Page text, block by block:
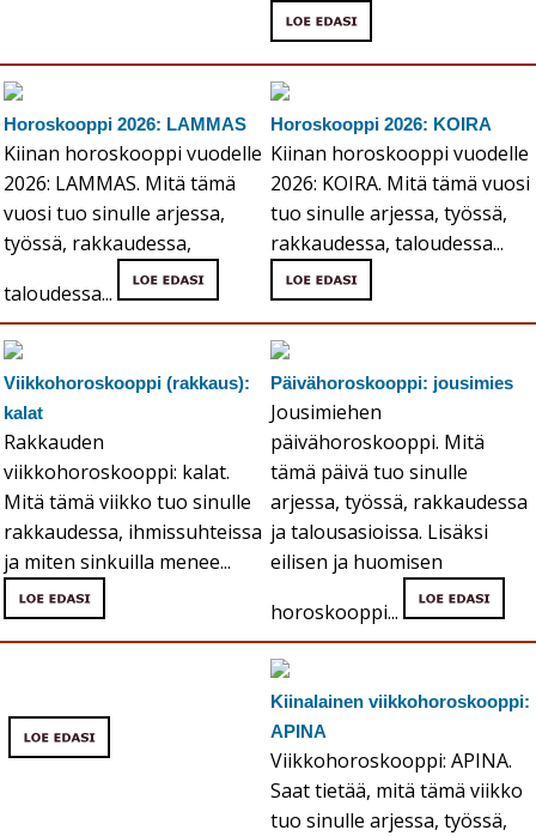
Horoskooppi 2026: LAMMAS
Kiinan horoskooppi vuodelle
2026: LAMMAS. Mitä tämä
vuosi tuo sinulle arjessa,
työssä, rakkaudessa,
taloudessa...
Horoskooppi 2026: KOIRA
Kiinan horoskooppi vuodelle
2026: KOIRA. Mitä tämä vuosi
tuo sinulle arjessa, työssä,
rakkaudessa, taloudessa...
Viikkohoroskooppi (rakkaus):
kalat
Rakkauden
viikkohoroskooppi: kalat.
Mitä tämä viikko tuo sinulle
rakkaudessa, ihmissuhteissa
ja miten sinkuilla menee...
Päivähoroskooppi: jousimies
Jousimiehen
päivähoroskooppi. Mitä
tämä päivä tuo sinulle
arjessa, työssä, rakkaudessa
ja talousasioissa. Lisäksi
eilisen ja huomisen
horoskooppi...
Kiinalainen viikkohoroskooppi:
APINA
Viikkohoroskooppi: APINA.
Saat tietää, mitä tämä viikko
tuo sinulle arjessa, työssä,